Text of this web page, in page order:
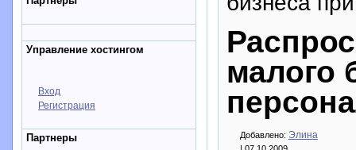
Управление хостингом
Вход
Регистрация
Партнеры
малого
Добавлено: Элина